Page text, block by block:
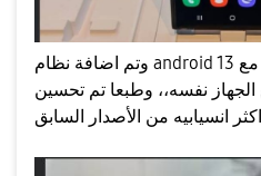
وتم اضافة نظام android 13 الجديد مع one ui 5.1 الجديدة
نفسه،، وطبعا تم تحسين